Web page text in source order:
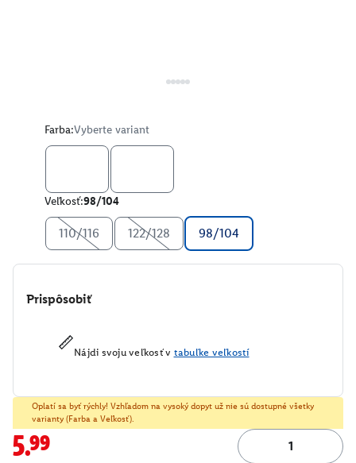
Farba:Vyberte variant
Veľkosť:98/104
110/116 122/128 98/104
Prispôsobiť
Nájdi svoju veľkosť v tabuľke veľkostí
Oplatí sa byť rýchly! Vzhľadom na vysoký dopyt už nie sú dostupné všetky
varianty (Farba a Veľkosť).
5.99